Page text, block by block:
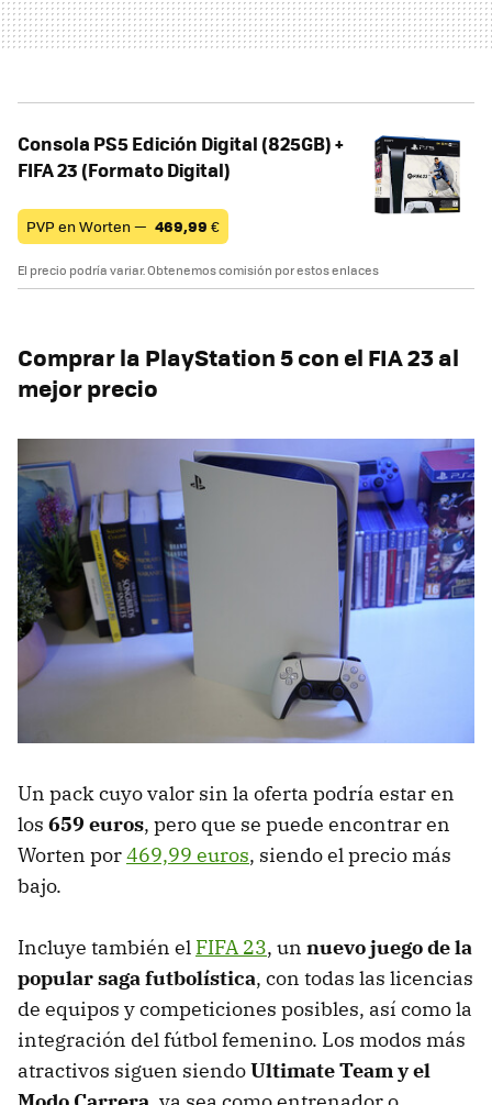
Consola PS5 Edición Digital (825GB) +
FIFA 23 (Formato Digital)
PVP en Worten — 469,99 €
El precio podría variar. Obtenemos comisión por estos enlaces
Comprar la PlayStation 5 con el FIA 23 al
mejor precio
Un pack cuyo valor sin la oferta podría estar en
los 659 euros, pero que se puede encontrar en
Worten por469,99 euros, siendo el precio más
bajo.
Incluye también el FIFA 23, un nuevo juego de la
popular saga futbolística, con todas las licencias
de equipos y competiciones posibles, así como la
integración del fútbol femenino. Los modos más
atractivos siguen siendoUltimate Team y el